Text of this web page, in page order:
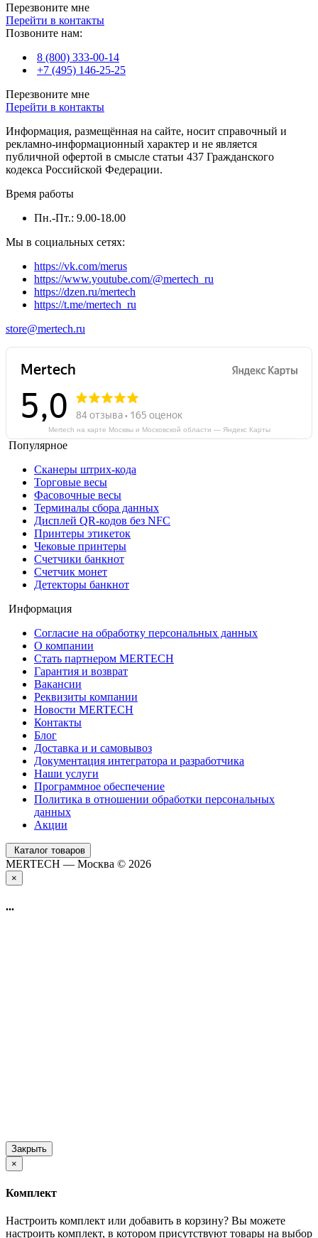
Перезвоните мне
Перейти в контакты
Позвоните нам:
8 (800) 333-00-14
+7 (495) 146-25-25
Перезвоните мне
Перейти в контакты
Информация, размещённая на сайте, носит справочный и
рекламно-информационный характер и не является
публичной офертой в смысле статьи 437 Гражданского
кодекса Российской Федерации.
Время работы
Пн.-Пт.: 9.00-18.00
Мы в социальных сетях:
https://vk.com/merus
https://www.youtube.com/@mertech_ru
https://dzen.ru/mertech
https://t.me/mertech_ru
store@mertech.ru
Mertech на карте Москвы и Московской области — Яндекс Карты
Популярное
Сканеры штрих-кода
Торговые весы
Фасовочные весы
Терминалы сбора данных
Дисплей QR-кодов без NFC
Принтеры этикеток
Чековые принтеры
Счетчики банкнот
Счетчик монет
Детекторы банкнот
Информация
Согласие на обработку персональных данных
О компании
Стать партнером MERTECH
Гарантия и возврат
Вакансии
Реквизиты компании
Новости MERTECH
Контакты
Блог
Доставка и и самовывоз
Документация интегратора и разработчика
Наши услуги
Программное обеспечение
Политика в отношении обработки персональных
данных
Акции
Каталог товаров
MERTECH — Москва © 2026
×
...
Закрыть
×
Комплект
Настроить комплект или добавить в корзину? Вы можете
настроить комплект, в котором присутствуют товары на выбор